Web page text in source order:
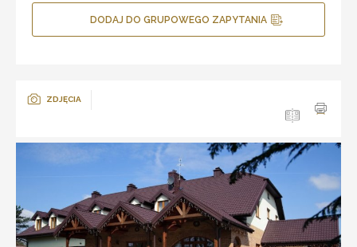
DODAJ DO GRUPOWEGO ZAPYTANIA
ZDJĘCIA